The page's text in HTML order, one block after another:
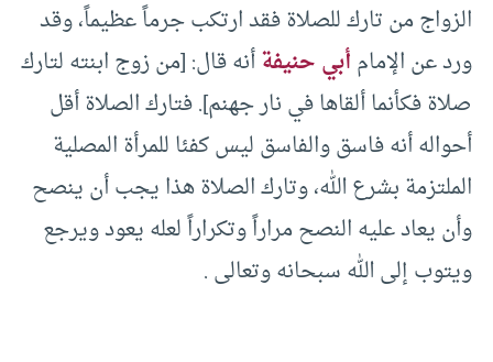
الزواج من تارك للصلاة فقد ارتكب جرماً عظيماً، وقد
ورد عن الإمامأبي حنيفةأنه قال: [من زوج ابنته لتارك
صلاة فكأنما ألقاها في نار جهنم]. فتارك الصلاة أقل
أحواله أنه فاسق والفاسق ليس كفئا للمرأة المصلية
الملتزمة بشرع الله، وتارك الصلاة هذا يجب أن ينصح
وأن يعاد عليه النصح مراراً وتكراراً لعله يعود ويرجع
ويتوب إلى الله سبحانه وتعالى .